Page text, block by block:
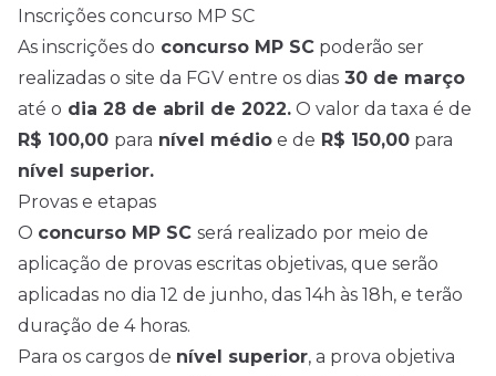
Inscrições concurso MP SC
As inscrições do concurso MP SC poderão ser
realizadas o site da FGV entre os dias 30 de março
até o dia 28 de abril de 2022. O valor da taxa é de
R$ 100,00 para nível médio e de R$ 150,00 para
nível superior.
Provas e etapas
O concurso MP SC será realizado por meio de
aplicação de provas escritas objetivas, que serão
aplicadas no dia 12 de junho, das 14h às 18h, e terão
duração de 4 horas.
Para os cargos de nível superior, a prova objetiva